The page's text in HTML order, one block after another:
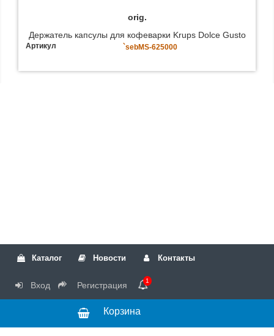
orig.
Держатель капсулы для кофеварки Krups Dolce Gusto
Артикул `sebMS-625000
Каталог Новости Контакты
Вход Регистрация 1
Корзина